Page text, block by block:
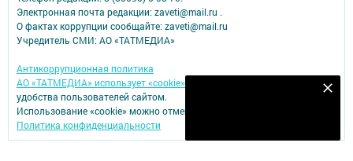
Электронная почта редакции: zaveti@mail.ru .
О фактах коррупции сообщайте: zaveti@mail.ru
Учредитель СМИ: АО «ТАТМЕДИА»
Антикоррупционная политика
АО «ТАТМЕДИА» использует «cookie» для персонализации сервисов и
удобства пользователей сайтом.
Использование «cookie» можно отменить в настройках браузера.
Политика конфиденциальности